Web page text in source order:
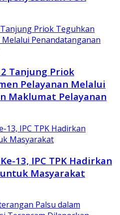
Tanjung Priok
Pelayanan Melalui
Maklumat Pelayanan
13, IPC TPK Hadirkan
Masyarakat